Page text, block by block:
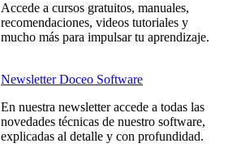
Accede a cursos gratuitos, manuales,
recomendaciones, videos tutoriales y
mucho más para impulsar tu aprendizaje.
Newsletter Doceo Software
En nuestra newsletter accede a todas las
novedades técnicas de nuestro software,
explicadas al detalle y con profundidad.